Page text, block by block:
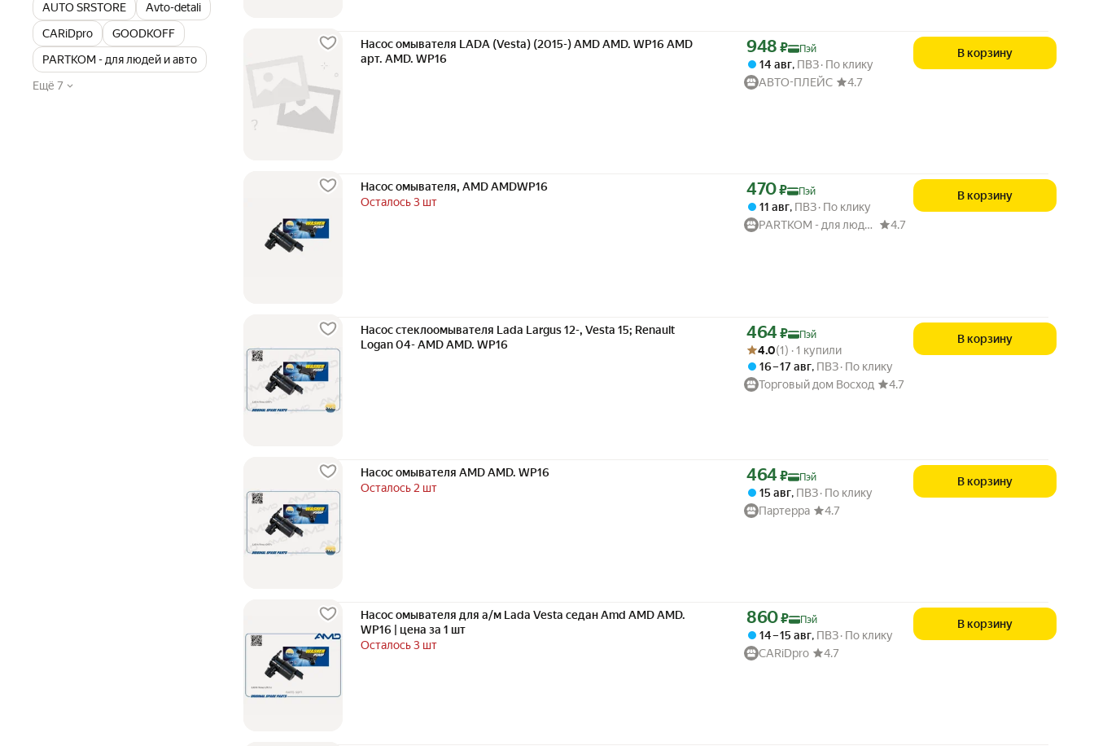
AUTO SRSTORE
Avto-detali
CARiDpro
GOODKOFF
PARTKOM - для людей и авто
Ещё 7
Насос омывателя LADA (Vesta) (2015-) AMD AMD. WP16 AMD
арт. AMD. WP16
Цена с картой Яндекс Пэй 948 ₽ вместо
948 ₽ Пэй
14 авг, ПВЗ По клику
АВТО-ПЛЕЙС
4.7
В корзину
Насос омывателя, AMD AMDWP16
Осталось 3 шт
Цена с картой Яндекс Пэй 470 ₽ вместо
470₽ Пэй
11 авг, ПВЗ По клику
PARTKOM - для людей и авто
4.7
В корзину
Насос стеклоомывателя Lada Largus 12-, Vesta 15; Renault
Logan 04- AMD AMD. WP16
Цена с картой Яндекс Пэй 464 ₽ вместо
464 ₽
Пэй
Рейтинг товара: 4.0 из 5
Оценок: (1) · 1 купили
4.0(1) · 1 купили
16 – 17 авг, ПВЗ По клику
Торговый дом Восход
4.7
В корзину
Насос омывателя AMD AMD. WP16
Осталось 2 шт
Цена с картой Яндекс Пэй 464 ₽ вместо
464 ₽ Пэй
15 авг, ПВЗ По клику
Партерра
4.7
В корзину
Насос омывателя для а/м Lada Vesta седан Amd AMD AMD.
WP16 | цена за 1 шт
Осталось 3 шт
Цена с картой Яндекс Пэй 860 ₽ вместо
860₽ Пэй
14 – 15 авг, ПВЗ По клику
CARiDpro
4.7
В корзину